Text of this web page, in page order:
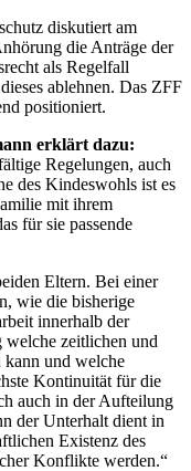
diskutiert am
die Anträge der
als Regelfall
ablehnen. Das ZFF
positioniert.
erklärt dazu:
Regelungen, auch
des Kindeswohls ist es
mit ihrem
für sie passende
Eltern. Bei einer
wie die bisherige
innerhalb der
zeitlichen und
kann und welche
Kontinuität für die
auch in der Aufteilung
der Unterhalt dient in
Existenz des
Konflikte werden.“